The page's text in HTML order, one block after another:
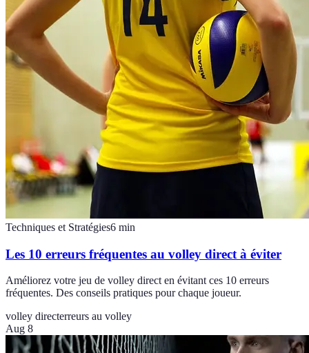
Techniques et Stratégies6 min
Les 10 erreurs fréquentes au volley direct à éviter
Améliorez votre jeu de volley direct en évitant ces 10 erreurs
fréquentes. Des conseils pratiques pour chaque joueur.
volley directerreurs au volley
Aug 8